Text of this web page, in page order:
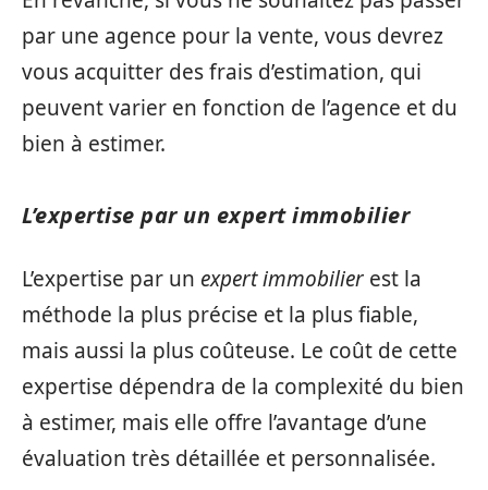
par une agence pour la vente, vous devrez
vous acquitter des frais d’estimation, qui
peuvent varier en fonction de l’agence et du
bien à estimer.
L’expertise par un expert immobilier
L’expertise par un expert immobilier est la
méthode la plus précise et la plus fiable,
mais aussi la plus coûteuse. Le coût de cette
expertise dépendra de la complexité du bien
à estimer, mais elle offre l’avantage d’une
évaluation très détaillée et personnalisée.